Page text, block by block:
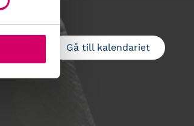
Gå till kalendariet